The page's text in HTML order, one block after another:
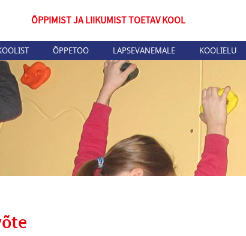
ÕPPIMIST JA LIIKUMIST TOETAV KOOL
ÕPPETÖÖ LAPSEVANEMALE KOOLIELU